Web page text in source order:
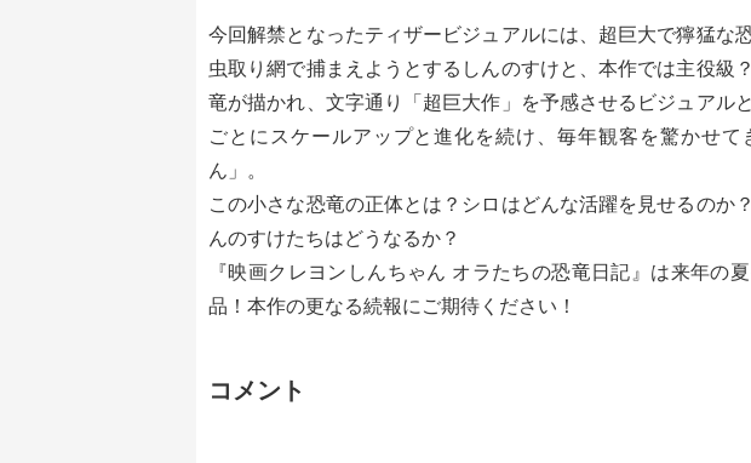
今回解禁となったティザービジュアルには、超巨大で獰猛な
虫取り網で捕まえようとするしんのすけと、本作では主役級
竜が描かれ、文字通り「超巨大作」を予感させるビジュアル
ごとにスケールアップと進化を続け、毎年観客を驚かせて
ん」。
この小さな恐竜の正体とは？シロはどんな活躍を見せるのか
んのすけたちはどうなるか？
『映画クレヨンしんちゃん オラたちの恐竜日記』は来年の
品！本作の更なる続報にご期待ください！
コメント